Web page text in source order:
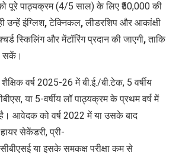
पूरे पाठ्यक्रम (4/5 साल) के लिए ₹50,000 की
उन्हें इंग्लिश,टेक्निकल,लीडरशिप और आकांक्षी
स्किलिंग और मेंटॉरिंग प्रदान की जाएगी,ताकि
सकें।
वर्ष 2025-26 में बी.ई./बी.टेक, 5 वर्षीय
या 5-वर्षीय लॉ पाठ्यक्रम के प्रथम वर्ष में
है। आवेदक को वर्ष 2022 में या उसके बाद
सेकेंडरी, प्री-
या इसके समकक्ष परीक्षा कम से